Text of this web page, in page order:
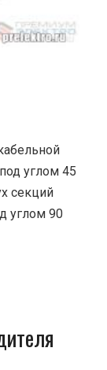
углом 45
секций
углом 90